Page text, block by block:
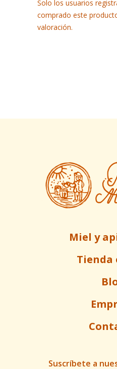
Solo los usuarios
comprado este
valoración.
Miel y
Tienda
Suscríbete a